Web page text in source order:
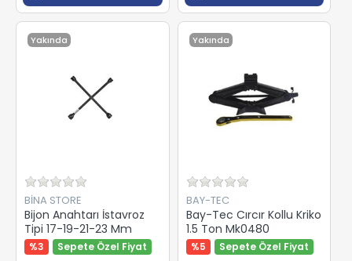
Yakında
BİNA STORE
Bijon Anahtarı İstavroz
Tipi 17-19-21-23 Mm
%3 Sepete Özel Fiyat
Yakında
BAY-TEC
Bay-Tec Cırcır Kollu Kriko
1.5 Ton Mk0480
%5 Sepete Özel Fiyat